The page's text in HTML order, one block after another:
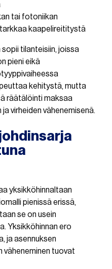
tai fotoniikan
kaapelireititystä
tilanteisiin, joissa
pieni eikä
kehitystä, mutta
räätälöinti maksaa
virheiden vähenemisenä.
yksikköhinnaltaan
pienissä erissä,
se on usein
Yksikköhinnan ero
ja asennuksen
väheneminen tuovat